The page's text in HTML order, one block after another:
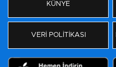
KÜNYE
VERİ POLİTİKASI